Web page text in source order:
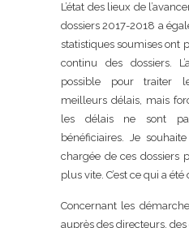
L’état des lieux de
dossiers 2017-2018 a
statistiques soumises ont
continu des dossiers.
possible pour traiter
meilleurs délais, mais
les délais ne sont
bénéficiaires. Je
chargée de ces dossiers
plus vite. C’est ce qui a été
Concernant les
auprès des directeurs,